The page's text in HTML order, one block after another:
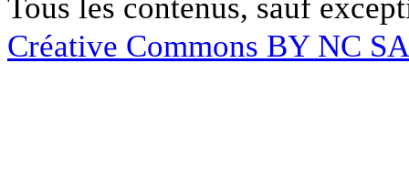
Tous les contenus, sauf
Créative Commons BY NC SA